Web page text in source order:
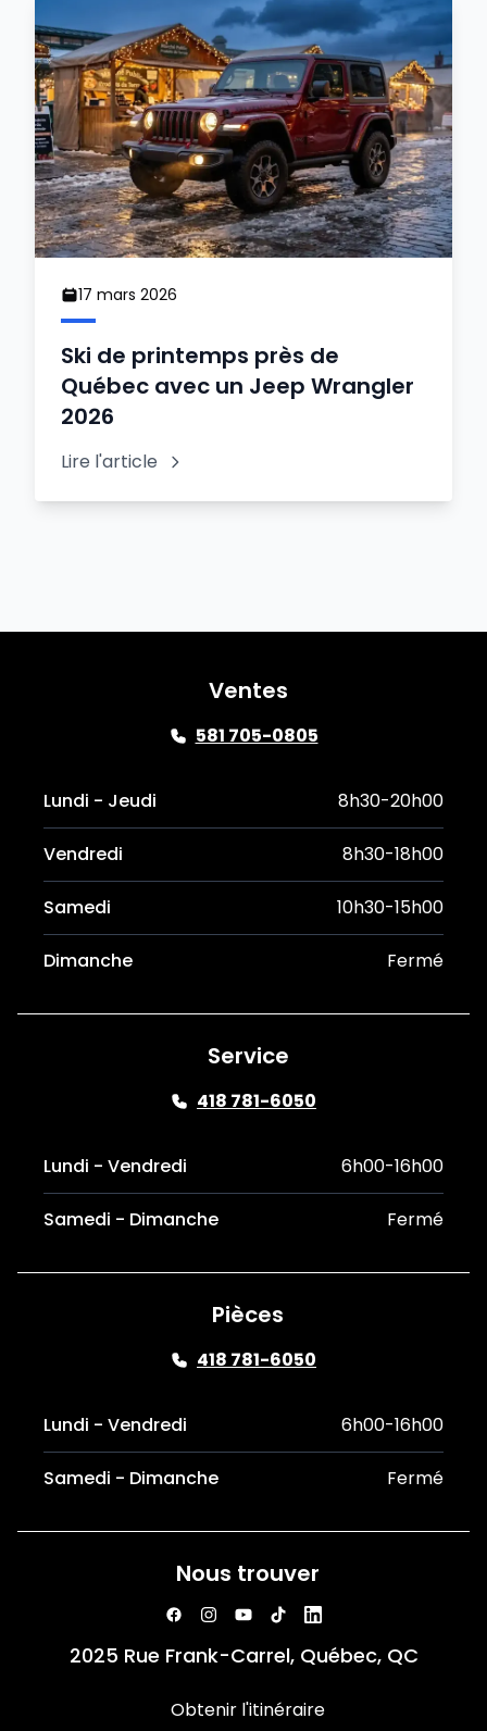
17 mars 2026
Ski de printemps près de
Québec avec un Jeep Wrangler
2026
Lire l'article
Ventes
581 705-0805
Lundi - Jeudi 8h30-20h00
Vendredi 8h30-18h00
Samedi 10h30-15h00
Dimanche Fermé
Service
418 781-6050
Lundi - Vendredi 6h00-16h00
Samedi - Dimanche Fermé
Pièces
418 781-6050
Lundi - Vendredi 6h00-16h00
Samedi - Dimanche Fermé
Nous trouver
2025 Rue Frank-Carrel, Québec, QC
Obtenir l'itinéraire